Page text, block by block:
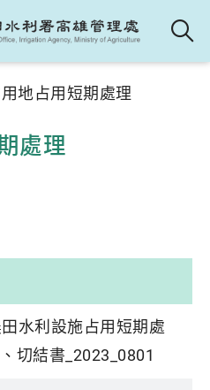
地占用短期處理
處理
水利設施占用短期處
切結書_2023_0801